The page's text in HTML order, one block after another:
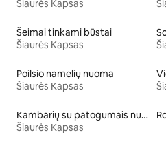
Šiaurės Kapsas
Šeimai tinkami būstai
Šiaurės Kapsas
Poilsio namelių nuoma
Šiaurės Kapsas
Kambarių su patogumais nuoma
Šiaurės Kapsas